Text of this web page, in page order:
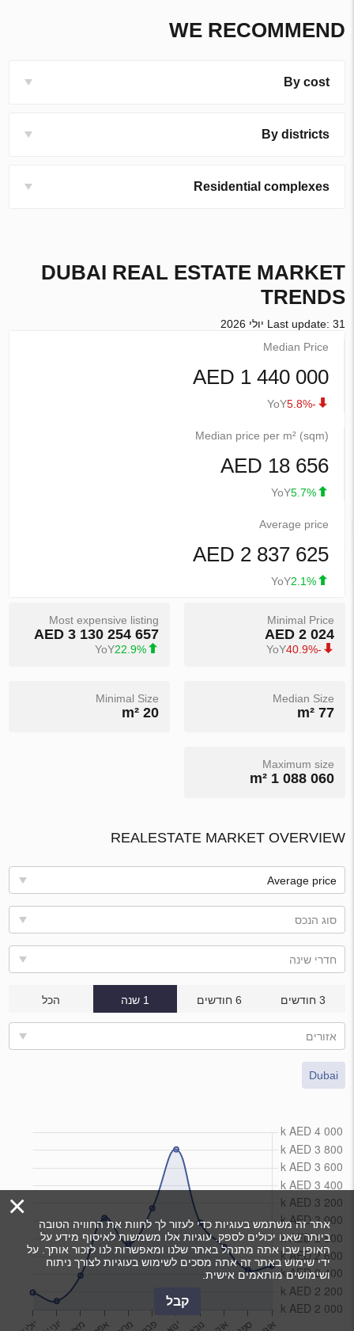
WE RECOMMEND
By cost
By districts
Residential complexes
DUBAI REAL ESTATE MARKET
TRENDS
Last update: 31 יולי 2026
Median Price
1 440 000 AED
-5.8%
YoY
Median price per m² (sqm)
18 656 AED
5.7%
YoY
Average price
2 837 625 AED
2.1%
YoY
Minimal Price
2 024 AED
-40.9%
YoY
Most expensive listing
3 130 254 657 AED
22.9%
YoY
Median Size
77 m²
Minimal Size
20 m²
Maximum size
1 088 060 m²
REALESTATE MARKET OVERVIEW
Average price
סוג הנכס
חדרי שינה
3 חודשים 6 חודשים 1 שנה הכל
אזורים
Dubai
×
אתר זה משתמש בעוגיות כדי לעזור לך לחוות את החוויה הטובה
ביותר שאנו יכולים לספק. עוגיות אלו משמשות לאיסוף מידע על
האופן שבו אתה מתנהל באתר שלנו ומאפשרות לנו לזכור אותך. על
ידי שימוש באתר זה אתה מסכים לשימוש בעוגיות לצורך ניתוח
ושימושים מותאמים אישית.
קבל